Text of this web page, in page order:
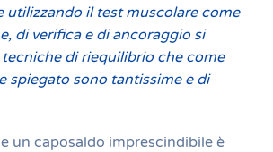
utilizzando il test muscolare come
di verifica e di ancoraggio si
di riequilibrio che come
spiegato sono tantissime e di
un caposaldo imprescindibile è